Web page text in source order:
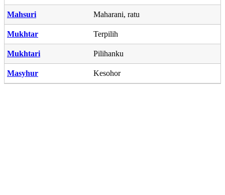
Mahsuri Maharani, ratu
Mukhtar Terpilih
Mukhtari Pilihanku
Masyhur Kesohor